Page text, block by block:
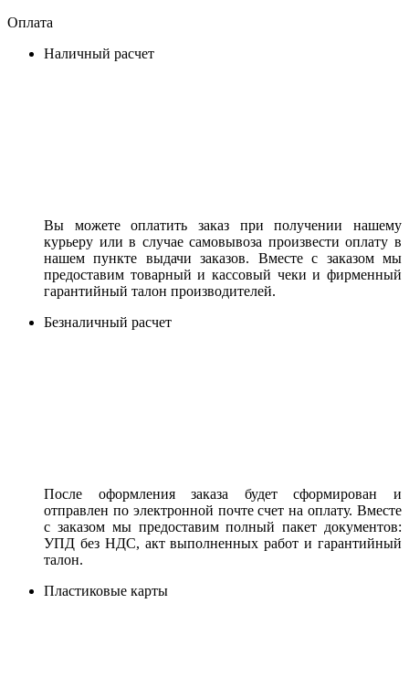
Оплата
Наличный расчет
Вы можете оплатить заказ при получении нашему
курьеру или в случае самовывоза произвести оплату в
нашем пункте выдачи заказов. Вместе с заказом мы
предоставим товарный и кассовый чеки и фирменный
гарантийный талон производителей.
Безналичный расчет
После оформления заказа будет сформирован и
отправлен по электронной почте счет на оплату. Вместе
с заказом мы предоставим полный пакет документов:
УПД без НДС, акт выполненных работ и гарантийный
талон.
Пластиковые карты